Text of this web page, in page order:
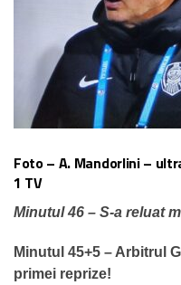
Foto – A. Mandorlini –
1 TV
Minutul 46 – S-a reluat
Minutul 45+5 – Arbitrul
primei reprize!